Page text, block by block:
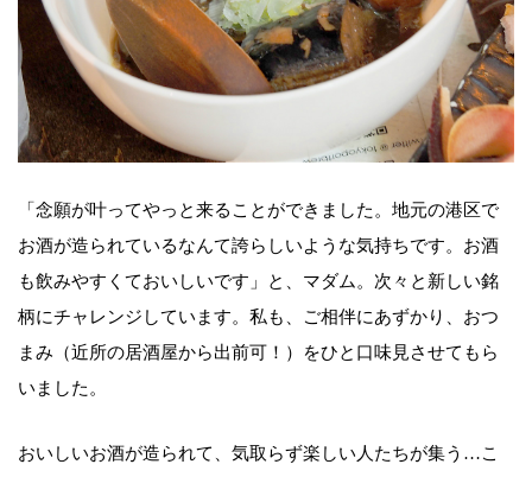
「念願が叶ってやっと来ることができました。地元の港区で
お酒が造られているなんて誇らしいような気持ちです。お酒
も飲みやすくておいしいです」と、マダム。次々と新しい銘
柄にチャレンジしています。私も、ご相伴にあずかり、おつ
まみ（近所の居酒屋から出前可！）をひと口味見させてもら
いました。
おいしいお酒が造られて、気取らず楽しい人たちが集う…こ